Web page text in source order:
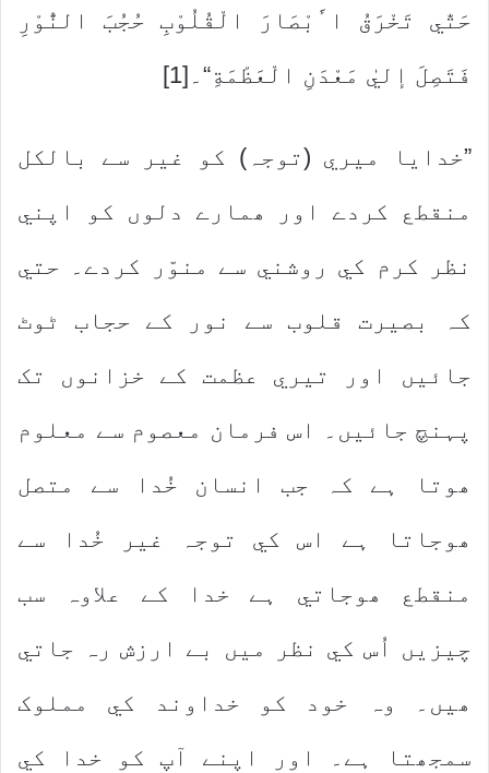
حَتّٰي تَخْرَقُ اٴَبْصَارَ الْقُلُوْبِ حُجُبَ النُّوْرِ
فَتَصِلَ إليٰ مَعْدَنِ الْعَظْمَةِ“۔[1]
”خدايا ميري (توجہ) کو غير سے بالکل
منقطع کردے اور ھمارے دلوں کو اپني
نظر کرم کي روشني سے منوّر کردے۔ حتي
کہ بصيرت قلوب سے نور کے حجاب ٹوٹ
جائيں اور تيري عظمت کے خزانوں تک
پہنچ جائيں۔ اس فرمان معصوم سے معلوم
ھوتا ہے کہ جب انسان خُدا سے متصل
ھوجاتا ہے اس کي توجہ غير خُدا سے
منقطع ھوجاتي ہے خدا کے علاوہ سب
چيزيں اُس کي نظر ميں بے ارزش رہ جاتي
ھيں۔ وہ خود کو خداوند کي مملوک
سمجھتا ہے۔ اور اپنے آپ کو خدا کي